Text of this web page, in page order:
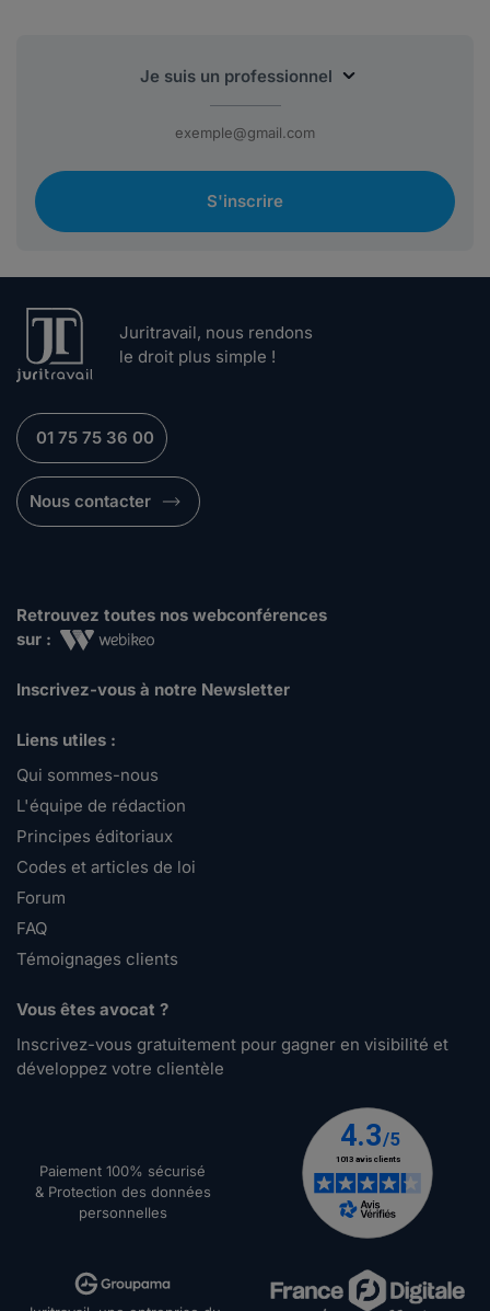
S'inscrire
Juritravail, nous rendons
le droit plus simple !
01 75 75 36 00
Nous contacter
Retrouvez toutes nos webconférences
sur :
Inscrivez-vous à notre Newsletter
Liens utiles :
Qui sommes-nous
L'équipe de rédaction
Principes éditoriaux
Codes et articles de loi
Forum
FAQ
Témoignages clients
Vous êtes avocat ?
Inscrivez-vous gratuitement pour gagner en visibilité et
développez votre clientèle
Paiement 100% sécurisé
& Protection des données
personnelles